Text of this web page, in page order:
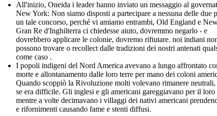
All'inizio, Oneida i leader hanno inviato un messaggio al
New York: Non siamo disposti a partecipare a nessuna delle due
un tale concorso, perché vi amiamo entrambi, Old England e
Gran Re d'Inghilterra ci chiedesse aiuto, dovremmo negarlo - e
dovrebbero applicare le colonie, dovremo rifiutare. noi indiani
possono trovare o recollect dalle tradizioni dei nostri antenati
come caso .
I popoli indigeni del Nord America avevano a lungo affrontato
morte e allontanamento dalle loro terre per mano dei coloni
Quando scoppiò la Rivoluzione molti volevano rimanere neutrali,
se era difficile. Gli inglesi e gli americani gareggiavano per il loro
mentre a volte decimavano i villaggi dei nativi americani
e rifornimenti causando fame e stenti diffusi.